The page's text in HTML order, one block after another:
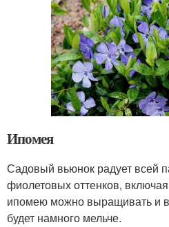
Ипомея
Садовый вьюнок радует всей
фиолетовых оттенков,
ипомею можно выращивать и
будет намного мельче.